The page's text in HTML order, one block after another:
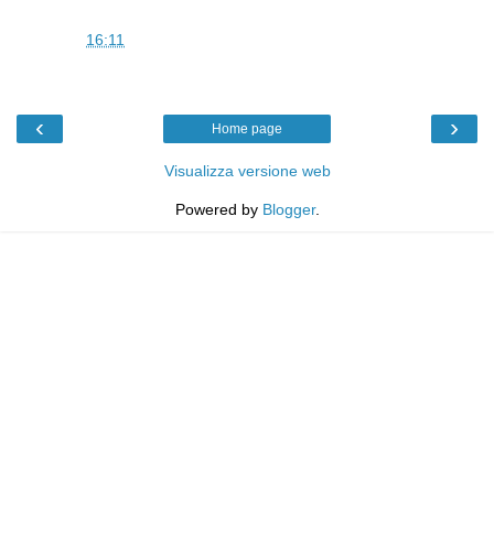
16:11
‹ ›
Home page
Visualizza versione web
Powered by Blogger.